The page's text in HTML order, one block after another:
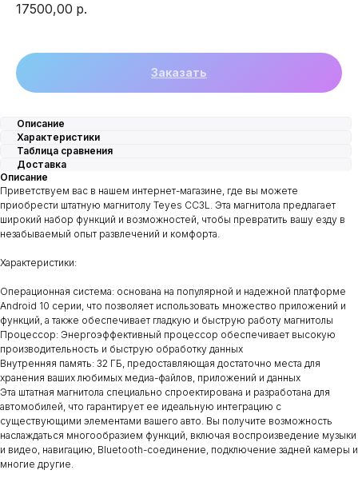
17500,00 р.
Заказать
Описание
Характеристики
Таблица сравнения
Доставка
Описание
Приветствуем вас в нашем интернет-магазине, где вы можете
приобрести штатную магнитолу Teyes CC3L. Эта магнитола предлагает
широкий набор функций и возможностей, чтобы превратить вашу езду в
незабываемый опыт развлечений и комфорта.
Характеристики:
Операционная система: основана на популярной и надежной платформе
Android 10 серии, что позволяет использовать множество приложений и
функций, а также обеспечивает гладкую и быструю работу магнитолы
Процессор: Энергоэффективный процессор обеспечивает высокую
производительность и быструю обработку данных
Внутренняя память: 32 ГБ, предоставляющая достаточно места для
хранения ваших любимых медиа-файлов, приложений и данных
Эта штатная магнитола специально спроектирована и разработана для
автомобилей, что гарантирует ее идеальную интеграцию с
существующими элементами вашего авто. Вы получите возможность
наслаждаться многообразием функций, включая воспроизведение музыки
и видео, навигацию, Bluetooth-соединение, подключение задней камеры и
многие другие.